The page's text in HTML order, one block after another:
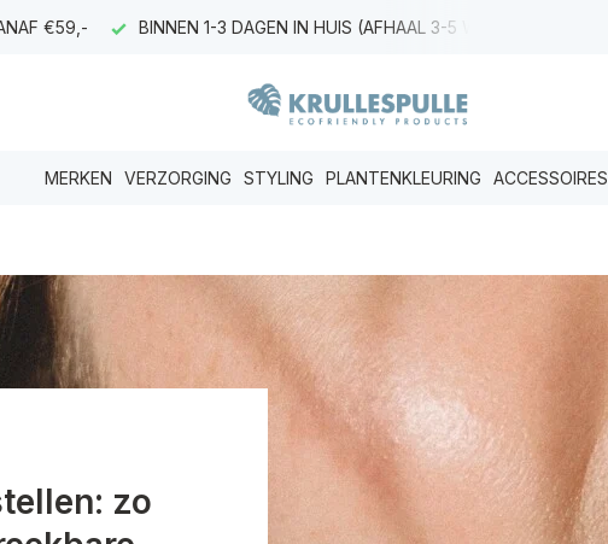
€59,- BINNEN 1-3 DAGEN IN HUIS (AFHAAL 3-5 WERKDAGEN)
MERKEN VERZORGING STYLING PLANTENKLEURING ACCESSOIRES
zo